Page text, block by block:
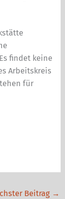
findet keine
Arbeitskreis
für
Beitrag →